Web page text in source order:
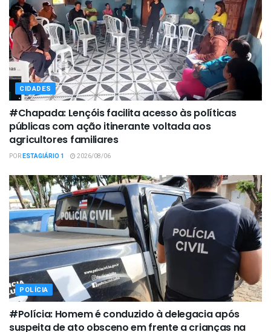
CIDADES
#Chapada: Lençóis facilita acesso às políticas
públicas com ação itinerante voltada aos
agricultores familiares
PORESTAGIÁRIO 1 2026/08/06
POLÍCIA
#Polícia: Homem é conduzido à delegacia após
suspeita de ato obsceno em frente a crianças na